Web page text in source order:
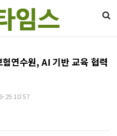
연수원, AI 기반 교육 협력
25 10:57